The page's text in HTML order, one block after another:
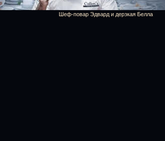
Шеф-повар Эдвард и дерзкая Белла